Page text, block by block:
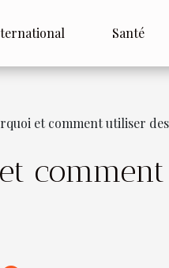
Santé
et comment utiliser